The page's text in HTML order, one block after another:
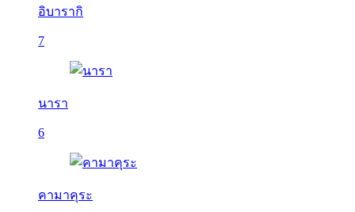
อิบารากิ
7
นารา
6
คามาคุระ